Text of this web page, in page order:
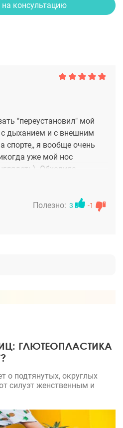
на консультацию
"переустановил" мой
дыханием и с внешним
спорте,, я вообще очень
уже мой нос
Обходила
на, обилие клиник в
делают немногие.
и работы у него хорошие,
у зеркала я пугалась.
довольна.
Полезно: 3 -1
ГЛЮТЕОПЛАСТИКА
о подтянутых, округлых
силуэт женственным и